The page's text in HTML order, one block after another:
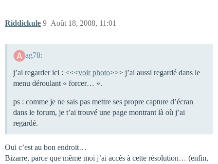
Riddickule Août 18, 2008, 11:01
9
ag78:
j’ai regarder ici : <<<voir photo>>> j’ai aussi regardé dans le
menu déroulant « forcer… ».
ps : comme je ne sais pas mettre ses propre capture d’écran
dans le forum, je t’ai trouvé une page montrant là où j’ai
regardé.
Oui c’est au bon endroit…
Bizarre, parce que même moi j’ai accès à cette résolution… (enfin,